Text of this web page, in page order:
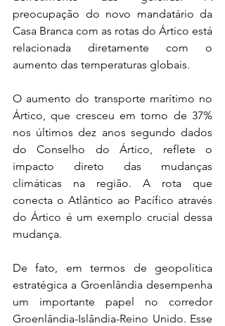
preocupação do novo mandatário da
Casa Branca com as rotas do Ártico está
relacionada diretamente com o
aumento das temperaturas globais.
O aumento do transporte marítimo no
Ártico, que cresceu em torno de 37%
nos últimos dez anos segundo dados
do Conselho do Ártico, reflete o
impacto direto das mudanças
climáticas na região. A rota que
conecta o Atlântico ao Pacífico através
do Ártico é um exemplo crucial dessa
mudança.
De fato, em termos de geopolítica
estratégica a Groenlândia desempenha
um importante papel no corredor
Groenlândia-Islândia-Reino Unido. Esse